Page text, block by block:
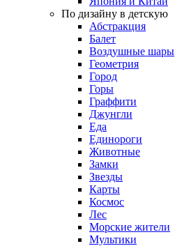
По дизайну в детскую
Абстракция
Балет
Воздушные шары
Геометрия
Город
Горы
Граффити
Джунгли
Еда
Единороги
Животные
Замки
Звезды
Карты
Космос
Лес
Морские жители
Мультики